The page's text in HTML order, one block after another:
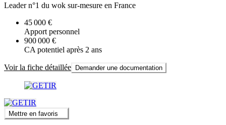
Leader n°1 du wok sur-mesure en France
45 000 €
Apport personnel
900 000 €
CA potentiel après 2 ans
Voir la fiche détaillée Demander une documentation
Mettre en favoris